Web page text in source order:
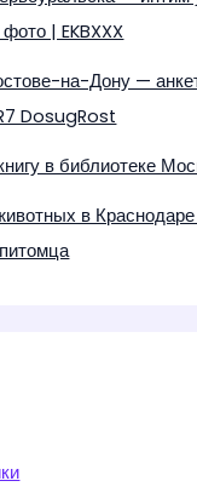
| EKBXXX
на-Дону —
DosugRost
в библиотеке
в